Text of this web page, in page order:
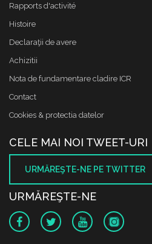
Rapports d'activité
Histoire
Declaraţii de avere
Achizitii
Nota de fundamentare cladire ICR
Contact
Cookies & protectia datelor
CELE MAI NOI TWEET-URI
URMĂREŞTE-NE PE TWITTER
URMĂREŞTE-NE